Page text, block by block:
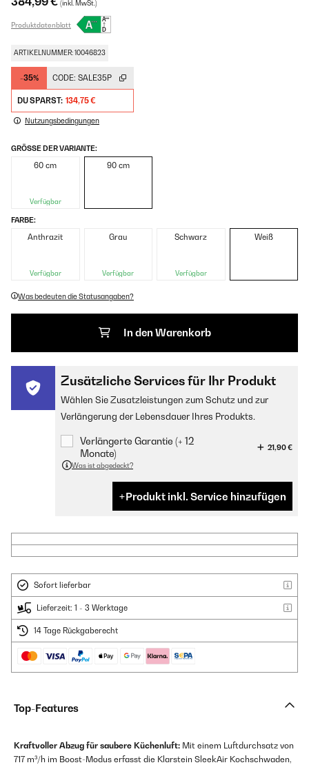
(inkl. MwSt.)
Produktdatenblatt
ARTIKELNUMMER: 10046823
-35% CODE: SALE35P
DU SPARST: 134,75 €
Nutzungsbedingungen
GRÖSSE DER VARIANTE:
60 cm
Verfügbar
90 cm
FARBE:
Anthrazit
Verfügbar
Grau
Verfügbar
Schwarz
Verfügbar
Weiß
Was bedeuten die Statusangaben?
In den Warenkorb
Zusätzliche Services für Ihr Produkt
Wählen Sie Zusatzleistungen zum Schutz und zur
Verlängerung der Lebensdauer Ihres Produkts.
Verlängerte Garantie (+ 12
Monate)
21,90 €
Was ist abgedeckt?
Produkt inkl. Service hinzufügen
Sofort lieferbar
Lieferzeit: 1 - 3 Werktage
14 Tage Rückgaberecht
Top-Features
Kraftvoller Abzug für saubere Küchenluft: Mit einem Luftdurchsatz von
717 m³/h im Boost-Modus erfasst die Klarstein SleekAir Kochschwaden,